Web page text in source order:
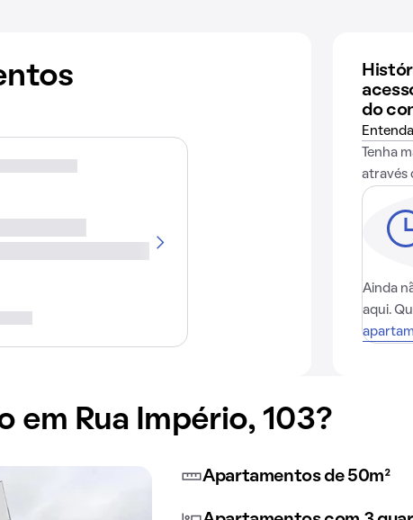
do
Entenda
Tenha
através
Ainda
aqui.
em Rua Império, 103?
Apartamentos de 50m²